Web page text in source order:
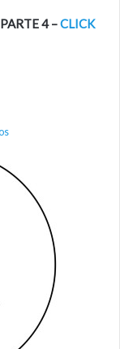
4 –CLICK